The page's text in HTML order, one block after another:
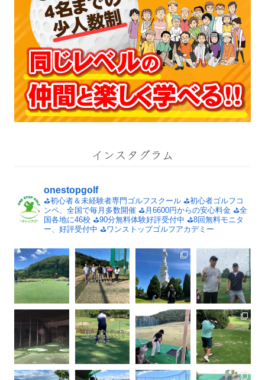
インスタグラム
onestopgolf
⛳️初心者＆未経験者専門ゴルフスクール ⛳️初心者ゴルフコ
ンペ、全国で毎月多数開催 ⛳️月6600円からの安心料金 ⛳️全
国各地に46校 ⛳️90分無料体験好評受付中 ⛳️8回無料モニタ
ー、好評受付中 ⛳️ワンストップゴルフアカデミー